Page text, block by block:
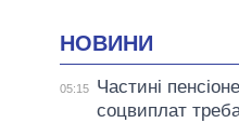
НОВИНИ
05:15
Частині
соцвиплат